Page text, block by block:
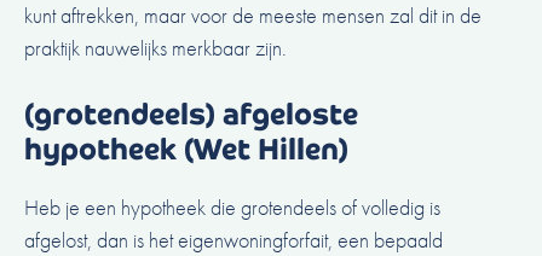
kunt aftrekken, maar voor de meeste mensen zal dit in de
praktijk nauwelijks merkbaar zijn.
(grotendeels) afgeloste
hypotheek (Wet Hillen)
Heb je een hypotheek die grotendeels of volledig is
afgelost, dan is het eigenwoningforfait, een bepaald